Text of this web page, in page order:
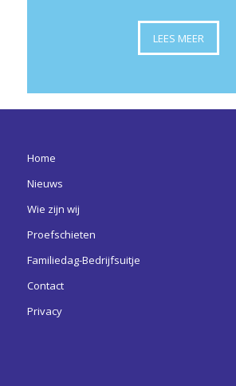
LEES MEER
Home
Nieuws
Wie zijn wij
Proefschieten
Familiedag-Bedrijfsuitje
Contact
Privacy